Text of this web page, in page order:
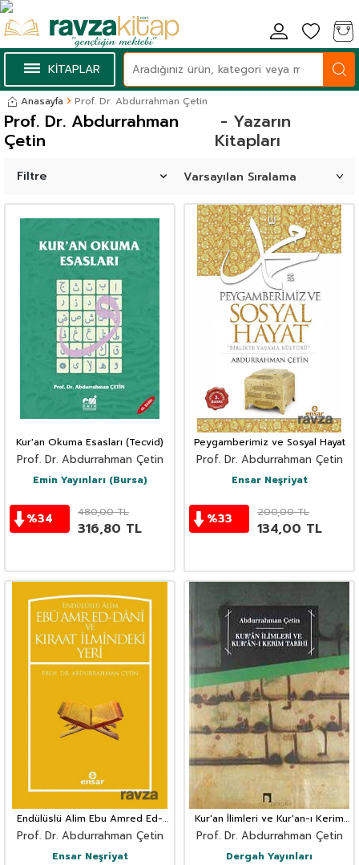
KİTAPLAR
Anasayfa Prof. Dr. Abdurrahman Çetin
- Yazarın
Kitapları
Prof. Dr. Abdurrahman
Çetin
Filtre
Kur'an Okuma Esasları (Tecvid)
Prof. Dr. Abdurrahman Çetin
Emin Yayınları (Bursa)
%34 480,00TL
316,80 TL
Peygamberimiz ve Sosyal Hayat
Prof. Dr. Abdurrahman Çetin
Ensar Neşriyat
%33 200,00TL
134,00 TL
Endülüslü Alim Ebu Amred Ed-
Dani ve Kiraat Ilmindeki Yeri
Prof. Dr. Abdurrahman Çetin
Ensar Neşriyat
Kur'an İlimleri ve Kur'an-ı Kerim
Tarihi
Prof. Dr. Abdurrahman Çetin
Dergah Yayınları